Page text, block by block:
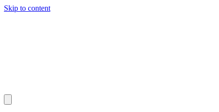
Skip to content